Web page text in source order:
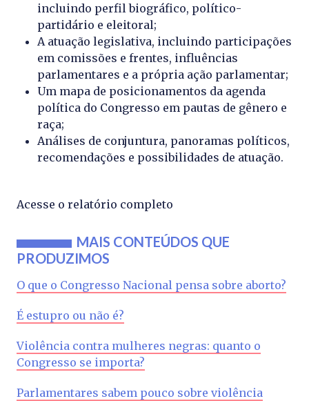
incluindo perfil biográfico, político-
partidário e eleitoral;
A atuação legislativa, incluindo participações
em comissões e frentes, influências
parlamentares e a própria ação parlamentar;
Um mapa de posicionamentos da agenda
política do Congresso em pautas de gênero e
raça;
Análises de conjuntura, panoramas políticos,
recomendações e possibilidades de atuação.
Acesse o relatório completo
MAIS CONTEÚDOS QUE
PRODUZIMOS
O que o Congresso Nacional pensa sobre aborto?
É estupro ou não é?
Violência contra mulheres negras: quanto o
Congresso se importa?
Parlamentares sabem pouco sobre violência